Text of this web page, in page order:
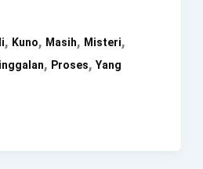
, Kuno, Masih, Misteri,
, Proses, Yang